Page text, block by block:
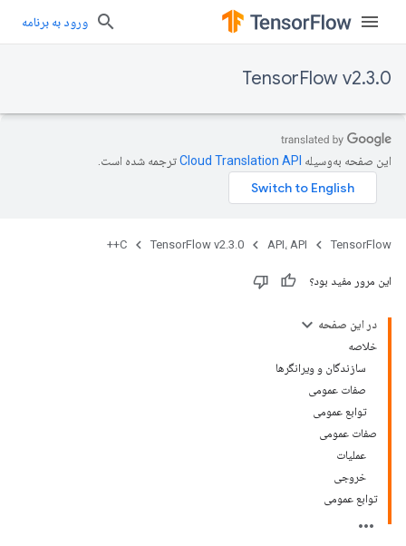
ورود به برنامه
TensorFlow v2.3.0
این صفحه به‌وسیله ترجمه شده است.
TensorFlow API، API TensorFlow v2.3.0
C++
این مرور مفید بود؟
در این صفحه
خلاصه
سازندگان و ویرانگرها
صفات عمومی
توابع عمومی
صفات عمومی
عملیات
خروجی
توابع عمومی